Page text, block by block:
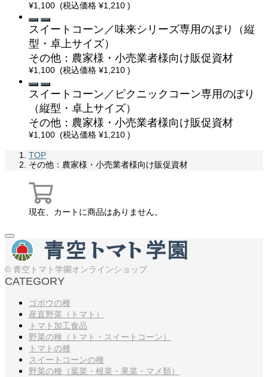
¥1,100 (税込価格 ¥1,210 )
スイートコーン／味来シリーズ専用のぼり（縦
型・卓上サイズ）
その他：農家様・小売業者様向け販促資材
¥1,100 (税込価格 ¥1,210 )
スイートコーン／ピクニックコーン専用のぼり
（縦型・卓上サイズ）
その他：農家様・小売業者様向け販促資材
¥1,100 (税込価格 ¥1,210 )
TOP
その他：農家様・小売業者様向け販促資材
現在、カートに商品はありません。
© 青空トマト学園オンラインショップ
CATEGORY
ゴボウの種
産直野菜（トマト）
トマト加工食品
野菜の種（トマト・スイートコーン）
トマトの種
スイートコーンの種
野菜の種（葉菜・根菜・果菜・マメ類）